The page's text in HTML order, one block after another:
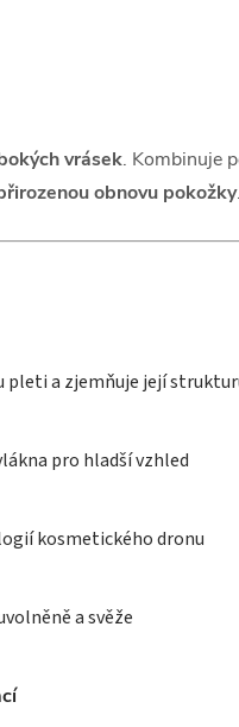
vrásek. Kombinuje
obnovu pokožky.
pleti a zjemňuje její
pro hladší vzhled
kosmetického dronu
a svěže